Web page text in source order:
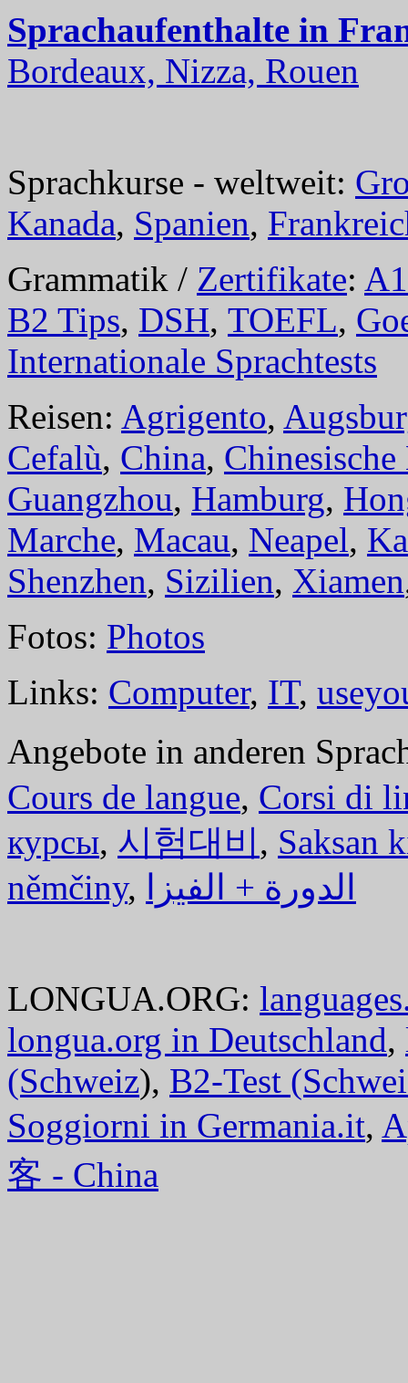
Sprachaufenthalte in
Bordeaux, Nizza, Rouen
Sprachkurse - weltweit:
Kanada, Spanien,
Grammatik / Zertifikate: A1
B2 Tips, DSH, TOEFL,
Internationale Sprachtests
Reisen: Agrigento,
Cefalù, China, Chinesische
Guangzhou, Hamburg,
Marche, Macau, Neapel,
Shenzhen, Sizilien, Xiamen
Fotos: Photos
Links: Computer, IT,
Angebote in anderen
Cours de langue, Corsi di
курсы, 시험대비, Saksan
němčiny, الدورة + الفيزا
LONGUA.ORG:
longua.org in Deutschland,
(Schweiz), B2-Test
Soggiorni in Germania.it,
客 - China